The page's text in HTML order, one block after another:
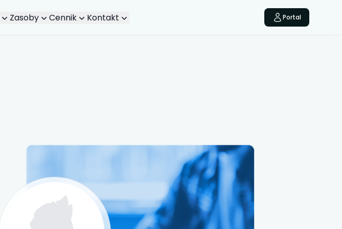
Zasoby Cennik Kontakt Portal